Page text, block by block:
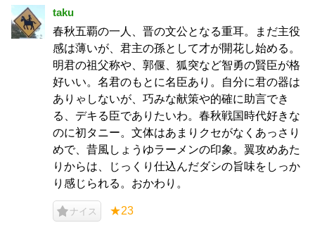
taku
春秋五覇の一人、晋の文公となる重耳。まだ主役
感は薄いが、君主の孫として才が開花し始める。
明君の祖父称や、郭偃、狐突など智勇の賢臣が格
好いい。名君のもとに名臣あり。自分に君の器は
ありゃしないが、巧みな献策や的確に助言でき
る、デキる臣でありたいわ。春秋戦国時代好きな
のに初タニー。文体はあまりクセがなくあっさり
めで、昔風しょうゆラーメンの印象。翼攻めあた
りからは、じっくり仕込んだダシの旨味をしっか
り感じられる。おかわり。
ナイス ★23